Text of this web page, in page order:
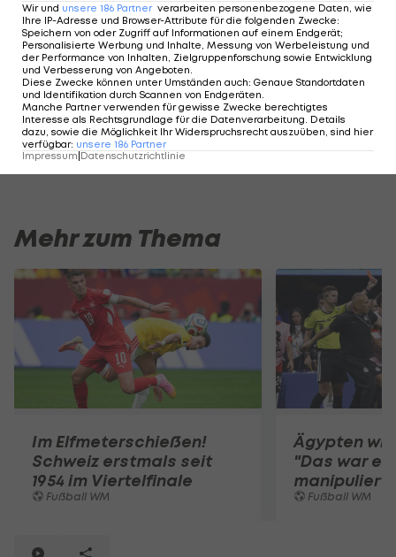
Der Turnierbaum:
Am Stammtisch bei Andy Ogris: Adi
Niederkorn
Stammtisch
Ansakonferenz
Mehr zum Thema
Im Elfmeterschießen!
Schweiz erstmals seit
1954 im Viertelfinale
Fußball WM
Ägypten
"Das war ein
Fußball WM
Wir und unsere 186 Partner verarbeiten personenbezogene Daten, wie
Ihre IP-Adresse und Browser-Attribute für die folgenden Zwecke:
Speichern von oder Zugriff auf Informationen auf einem Endgerät;
Personalisierte Werbung und Inhalte, Messung von Werbeleistung und
der Performance von Inhalten, Zielgruppenforschung sowie Entwicklung
und Verbesserung von Angeboten
Diese Zwecke können unter Umständen auch: Genaue Standortdaten
und Identifikation durch Scannen von Endgeräten
Manche Partner verwenden für gewisse Zwecke berechtigtes
Interesse als Rechtsgrundlage für die Datenverarbeitung. Details
dazu, sowie die Möglichkeit Ihr Widerspruchsrecht auszuüben, sind hier
verfügbar: unsere 186 Partner
Impressum|Datenschutzrichtlinie